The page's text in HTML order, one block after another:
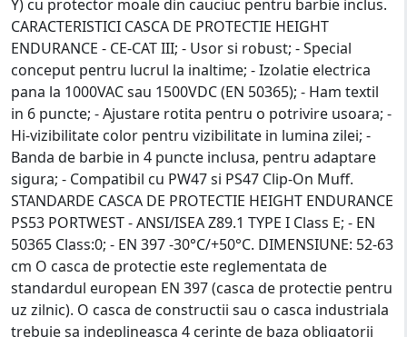
Y) cu protector moale din cauciuc pentru barbie inclus.
CARACTERISTICI CASCA DE PROTECTIE HEIGHT
ENDURANCE - CE-CAT III; - Usor si robust; - Special
conceput pentru lucrul la inaltime; - Izolatie electrica
pana la 1000VAC sau 1500VDC (EN 50365); - Ham textil
in 6 puncte; - Ajustare rotita pentru o potrivire usoara; -
Hi-vizibilitate color pentru vizibilitate in lumina zilei; -
Banda de barbie in 4 puncte inclusa, pentru adaptare
sigura; - Compatibil cu PW47 si PS47 Clip-On Muff.
STANDARDE CASCA DE PROTECTIE HEIGHT ENDURANCE
PS53 PORTWEST - ANSI/ISEA Z89.1 TYPE I Class E; - EN
50365 Class:0; - EN 397 -30°C/+50°C. DIMENSIUNE: 52-63
cm O casca de protectie este reglementata de
standardul european EN 397 (casca de protectie pentru
uz zilnic). O casca de constructii sau o casca industriala
trebuie sa indeplineasca 4 cerinte de baza obligatorii